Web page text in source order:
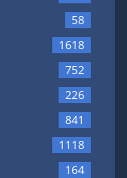
58
1618
752
226
841
1118
164